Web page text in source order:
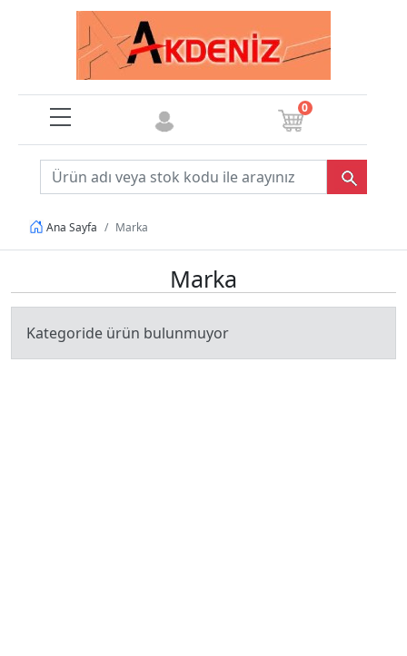
0
Ana Sayfa Marka
Marka
Kategoride ürün bulunmuyor